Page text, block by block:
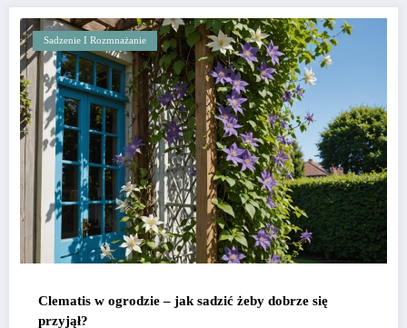
Sadzenie I Rozmnażanie
Clematis w ogrodzie – jak sadzić żeby dobrze się
przyjął?